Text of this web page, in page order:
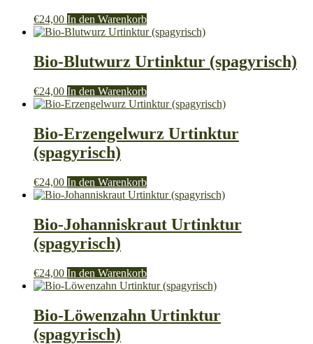
€24,00 In den Warenkorb
Bio-Blutwurz Urtinktur (spagyrisch)
€24,00 In den Warenkorb
Bio-Erzengelwurz Urtinktur
(spagyrisch)
€24,00 In den Warenkorb
Bio-Johanniskraut Urtinktur
(spagyrisch)
€24,00 In den Warenkorb
Bio-Löwenzahn Urtinktur
(spagyrisch)